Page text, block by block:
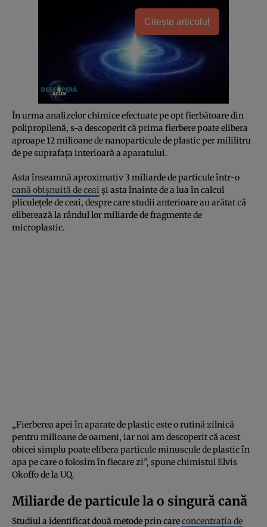
Citește articolul
În urma analizelor chimice efectuate pe opt fierbătoare din
polipropilenă, s-a descoperit că prima fierbere poate elibera
aproape 12 milioane de nanoparticule de plastic per mililitru
de pe suprafața interioară a aparatului.
Asta înseamnă aproximativ 3 miliarde de particule într-o
cană obișnuită de ceai și asta înainte de a lua în calcul
pliculețele de ceai, despre care studii anterioare au arătat că
eliberează la rândul lor miliarde de fragmente de
microplastic.
„Fierberea apei în aparate de plastic este o rutină zilnică
pentru milioane de oameni, iar noi am descoperit că acest
obicei simplu poate elibera particule minuscule de plastic în
apa pe care o folosim în fiecare zi”, spune chimistul Elvis
Okoffo de la UQ.
Miliarde de particule la o singură cană
Studiul a identificat două metode prin careconcentrația de